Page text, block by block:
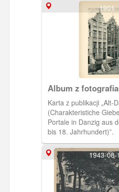
1901
Album z fotografiami R.Th.
Kuhna
Karta z publikacji „Alt-
(Charakteristiche
Portale in Danzig aus
bis 18. Jahrhundert)”.
1943-08-